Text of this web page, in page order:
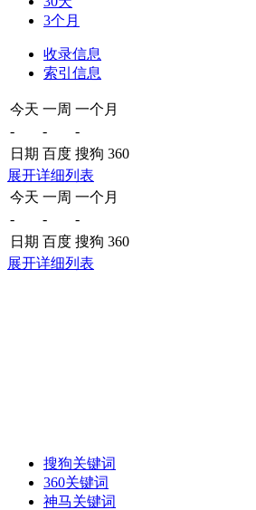
3个月
收录信息
索引信息
今天 一周 一个月
-
-
-
日期 百度 搜狗 360
展开详细列表
今天 一周 一个月
-
-
-
日期 百度 搜狗 360
展开详细列表
搜狗关键词
360关键词
神马关键词